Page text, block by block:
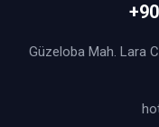
Güzeloba Mah. Lara